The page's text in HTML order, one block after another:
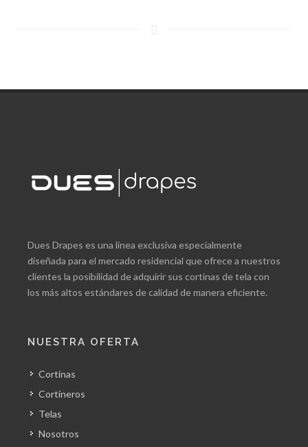
Dues Drapes es una línea exclusiva especialmente
diseñada para el mercado residencial que ofrece a nuestros
clientes la posibilidad de adquirir sus cortinas de tela con
los más altos estándares de calidad de manera eficiente.
NUESTRA OFERTA
Cortinas
Cortineros
Telas
Nosotros